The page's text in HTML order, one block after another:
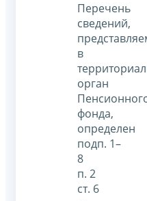
Перечень
сведений,
в
орган
фонда,
определен
подп. 1–
8
п. 2
ст. 6